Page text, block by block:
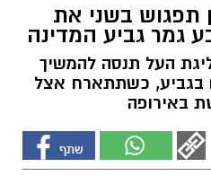
תפגוש בשני את
גמר גביע המדינה
העל תנסה להמשיך
כשתתארח אצל
באירופה